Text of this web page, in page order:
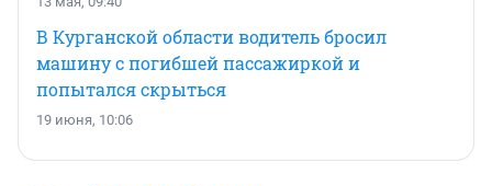
В Курганской области водитель бросил
машину с погибшей пассажиркой и
попытался скрыться
19 июня, 10:06